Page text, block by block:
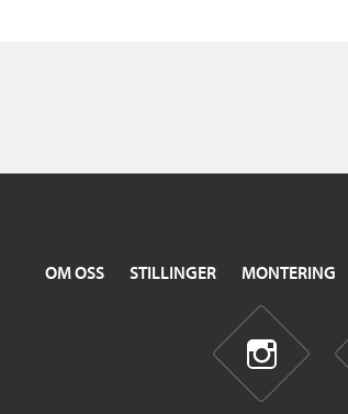
OM OSS STILLINGER MONTERING